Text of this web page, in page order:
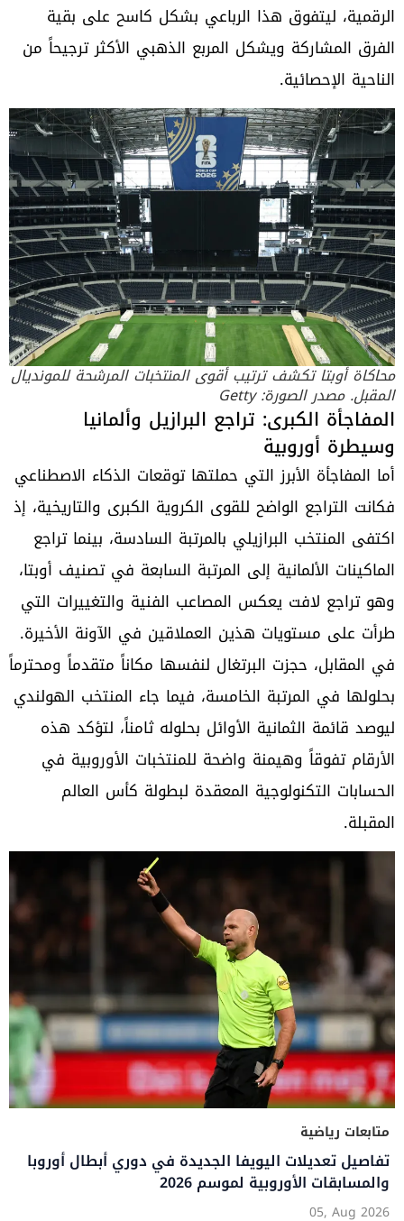
الرقمية، ليتفوق هذا الرباعي بشكل كاسح على بقية
الفرق المشاركة ويشكل المربع الذهبي الأكثر ترجيحاً من
الناحية الإحصائية.
محاكاة أوبتا تكشف ترتيب أقوى المنتخبات المرشحة للمونديال
المقبل. مصدر الصورة: Getty
المفاجأة الكبرى: تراجع البرازيل وألمانيا
وسيطرة أوروبية
أما المفاجأة الأبرز التي حملتها توقعات الذكاء الاصطناعي
فكانت التراجع الواضح للقوى الكروية الكبرى والتاريخية، إذ
اكتفى المنتخب البرازيلي بالمرتبة السادسة، بينما تراجع
الماكينات الألمانية إلى المرتبة السابعة في تصنيف أوبتا،
وهو تراجع لافت يعكس المصاعب الفنية والتغييرات التي
طرأت على مستويات هذين العملاقين في الآونة الأخيرة.
في المقابل، حجزت البرتغال لنفسها مكاناً متقدماً ومحترماً
بحلولها في المرتبة الخامسة، فيما جاء المنتخب الهولندي
ليوصد قائمة الثمانية الأوائل بحلوله ثامناً، لتؤكد هذه
الأرقام تفوقاً وهيمنة واضحة للمنتخبات الأوروبية في
الحسابات التكنولوجية المعقدة لبطولة كأس العالم
المقبلة.
متابعات رياضية
تفاصيل تعديلات اليويفا الجديدة في دوري أبطال أوروبا
والمسابقات الأوروبية لموسم 2026
05, Aug 2026